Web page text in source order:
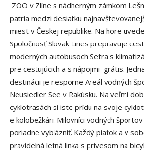
ZOO v Zlíne s nádherným zámkom
patria medzi desiatku
miest v Českej republike. Na hore
Spoločnosť Slovak Lines prepravuje
moderných autobusoch Setra s
pre cestujúcich a s nápojmi grátis.
destinácii je nesporne Areál vodných
Neusiedler See v Rakúsku. Na veľmi
cyklotrasách si iste prídu na svoje
e kolobežkári. Milovníci vodných
poriadne vyblázniť. Každý piatok a v
pravidelná letná linka s prívesom na